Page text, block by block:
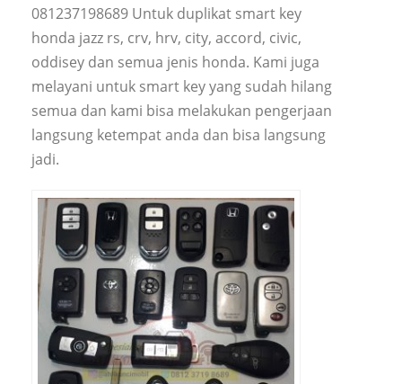
081237198689 Untuk duplikat smart key
honda jazz rs, crv, hrv, city, accord, civic,
oddisey dan semua jenis honda. Kami juga
melayani untuk smart key yang sudah hilang
semua dan kami bisa melakukan pengerjaan
langsung ketempat anda dan bisa langsung
jadi.